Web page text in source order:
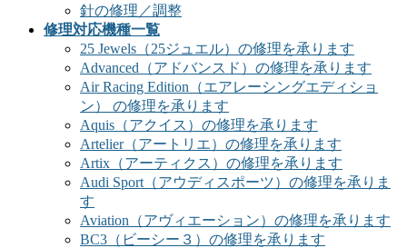
針の修理／調整
修理対応機種一覧
25 Jewels（25ジュエル）の修理を承ります
Advanced（アドバンスド）の修理を承ります
Air Racing Edition（エアレーシングエディショ
ン） の修理を承ります
Aquis（アクイス）の修理を承ります
Artelier（アートリエ）の修理を承ります
Artix（アーティクス）の修理を承ります
Audi Sport（アウディスポーツ）の修理を承りま
す
Aviation（アヴィエーション）の修理を承ります
BC3（ビーシー３）の修理を承ります